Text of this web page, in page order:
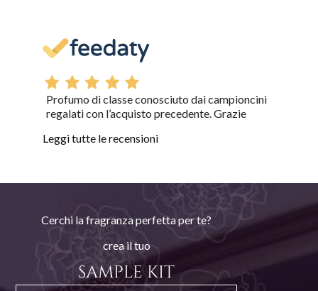
Profumo di classe conosciuto dai campioncini
regalati con l’acquisto precedente. Grazie
Leggi tutte le recensioni
Cerchi la fragranza perfetta per te?
crea il tuo
SAMPLE KIT